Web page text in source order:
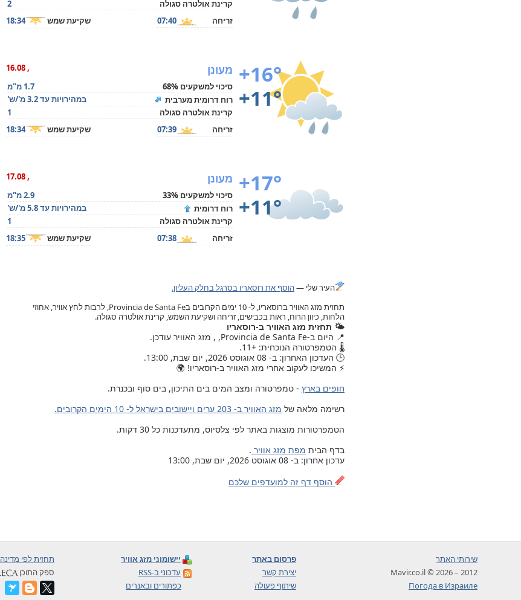
קרינת אולטרה סגולה
2
זריחה
07:40 שקיעת שמש 18:34
+16°
+11°
, 16.08 מעונן
סיכוי למשקעים 68%
1.7 מ"מ
רוח דרומית מערבית
במהירויות עד 3.2 מ'/ש'
קרינת אולטרה סגולה
1
זריחה
07:39 שקיעת שמש 18:34
+17°
+11°
, 17.08 מעונן
סיכוי למשקעים 33%
2.9 מ"מ
רוח דרומית
במהירויות עד 5.8 מ'/ש'
קרינת אולטרה סגולה
1
זריחה
07:38 שקיעת שמש 18:35
העיר שלי —הוסף את רוסאריו בסרגל בחלק העליון.
תחזית מזג האוויר ברוסאריו, ל- 10 ימים הקרובים בProvincia de Santa Fe, לרבות לחץ אוויר, אחוזי
הלחות, כיוון הרוח, ראות בכבישים, זריחה ושקיעת השמש, קרינת אולטרה סגולה.
🌤️ תחזית מזג האוויר ב-רוסאריו
📍 היום ב-Provincia de Santa Fe, , מזג האוויר עודכן.
🌡️ הטמפרטורה הנוכחית: +11.
🕒 העדכון האחרון: ב- 08 אוגוסט 2026, יום שבת, 13:00.
⚡ המשיכו לעקוב אחרי מזג האוויר ב-רוסאריו! 🌍
חופים בארץ - טמפרטורה ומצב המים בים התיכון, בים סוף ובכנרת.
רשימה מלאה של מזג האוויר ב- 203 ערים ויישובים בישראל ל- 10 הימים הקרובים.
הטמפרטורות מוצגות באתר לפי צלסיוס, מתעדכנות כל 30 דקות.
בדף הבית מפת מזג אוויר .
עדכון אחרון: ב- 08 אוגוסט 2026, יום שבת, 13:00
הוסף דף זה למועדפים שלכם
שירותי האתר
2012 – 2026 © Mavir.co.il
Погода в Израиле
פרסום באתר
יצירת קשר
שיתוף פעולה
יישומוני מזג אוויר
עדכוני ב-RSS
כפתורים ובאנרים
תחזית לפי מדינה
ספק התוכן